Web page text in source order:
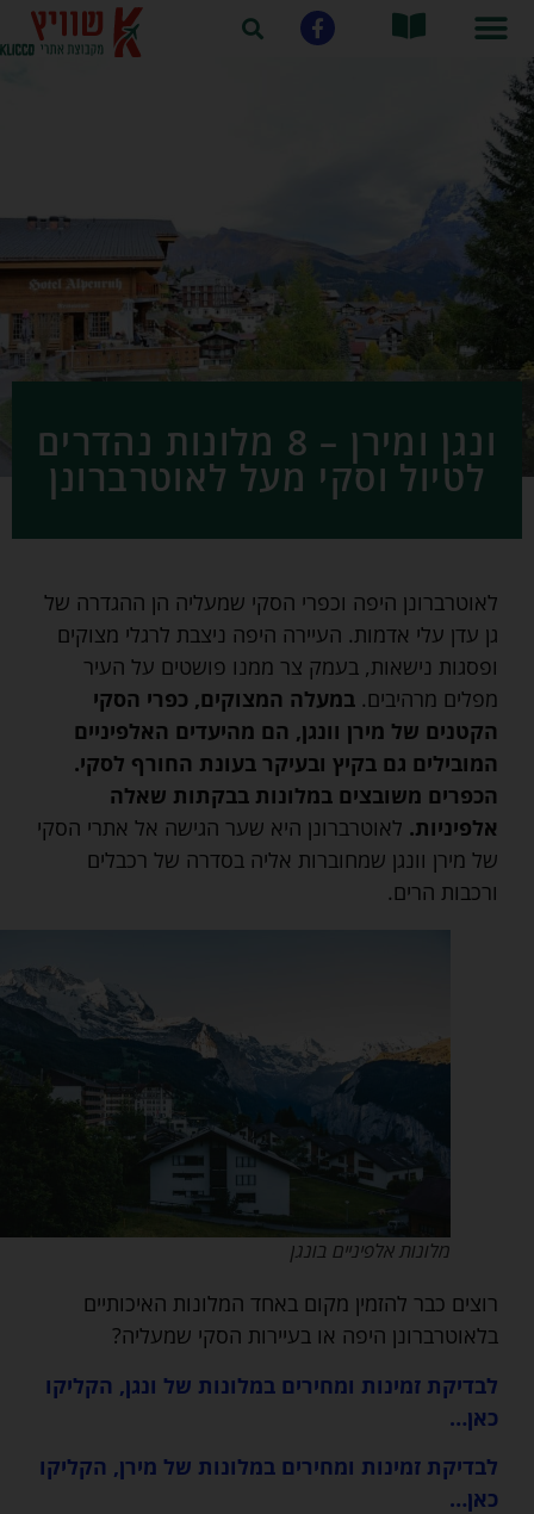
ונגן ומירן – 8 מלונות נהדרים
לטיול וסקי מעל לאוטרברונן
לאוטרברונן היפה וכפרי הסקי שמעליה הן ההגדרה של
גן עדן עלי אדמות. העיירה היפה ניצבת לרגלי מצוקים
ופסגות נישאות, בעמק צר ממנו פושטים על העיר
מפלים מרהיבים.במעלה המצוקים, כפרי הסקי
הקטנים של מירן וונגן, הם מהיעדים האלפיניים
המובילים גם בקיץ ובעיקר בעונת החורף לסקי.
הכפרים משובצים במלונות בבקתות שאלה
אלפיניות.לאוטרברונן היא שער הגישה אל אתרי הסקי
של מירן וונגן שמחוברות אליה בסדרה של רכבלים
ורכבות הרים.
מלונות אלפיניים בונגן
רוצים כבר להזמין מקום באחד המלונות האיכותיים
בלאוטרברונן היפה או בעיירות הסקי שמעליה?
לבדיקת זמינות ומחירים במלונות של ונגן, הקליקו
כאן…
לבדיקת זמינות ומחירים במלונות של מירן, הקליקו
כאן…